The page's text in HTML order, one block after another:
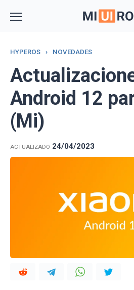
HYPEROS › NOVEDADES
Android 12
(Mi)
ACTUALIZADO 24/04/2023